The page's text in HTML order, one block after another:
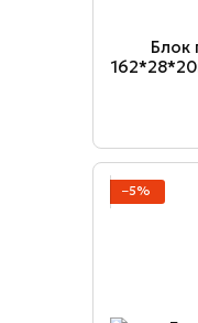
Блок
−5%